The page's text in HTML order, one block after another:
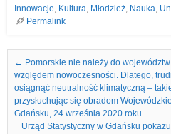
Innowacje, Kultura, Młodzież, Nauka,
Permalink
Nawigacja we wpisach
← Pomorskie nie należy do
względem nowoczesności. Dlatego,
osiągnąć neutralność klimatyczną –
przysłuchując się obradom
Gdańsku, 24 września 2020 roku
Urząd Statystyczny w Gdańsku